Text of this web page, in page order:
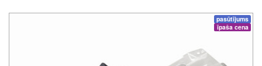
pasūtījums
īpaša cena